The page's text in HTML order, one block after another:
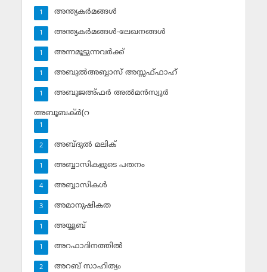
അന്ത്യകര്‍മങ്ങള്‍
1
അന്ത്യകര്‍മങ്ങള്‍-ലേഖനങ്ങള്‍
1
അന്നമൂട്ടുന്നവര്‍ക്ക്
1
അബുല്‍അബ്ബാസ് അസ്സഫ്ഫാഹ്‌
1
അബൂജഅ്ഫര്‍ അല്‍മന്‍സ്വൂര്‍
1
അബൂബക്ര്‍(റ
1
അബ്ദുല്‍ മലിക്‌
2
അബ്ബാസികളുടെ പതനം
1
അബ്ബാസികള്‍
4
അമാനുഷികത
3
അയ്യൂബ്‌
1
അറഫാദിനത്തില്‍
1
അറബ് സാഹിത്യം
2